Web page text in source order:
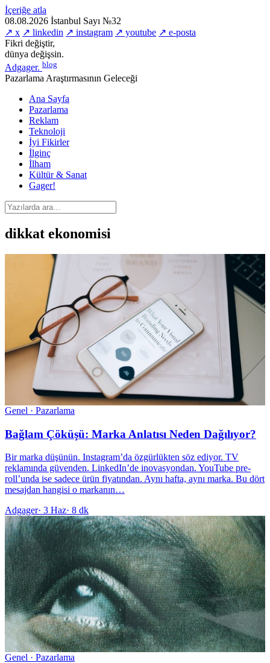
İçeriğe atla
08.08.2026 İstanbul Sayı №32
↗ x ↗ linkedin ↗ instagram ↗ youtube ↗ e-posta
Fikri değiştir,
dünya değişsin.
Adgager. blog
Pazarlama Araştırmasının Geleceği
Ana Sayfa
Pazarlama
Reklam
Teknoloji
İyi Fikirler
İlginç
İlham
Kültür & Sanat
Gager!
dikkat ekonomisi
Genel · Pazarlama
Bağlam Çöküşü: Marka Anlatısı Neden Dağılıyor?
Bir marka düşünün. Instagram’da özgürlükten söz ediyor. TV
reklamında güvenden. LinkedIn’de inovasyondan. YouTube pre-
roll’unda ise sadece ürün fiyatından. Aynı hafta, aynı marka. Bu dört
mesajdan hangisi o markanın…
Adgager· 3 Haz· 8 dk
Genel · Pazarlama